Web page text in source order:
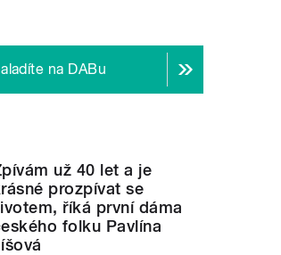
na DABu
už 40 let a je
prozpívat se
říká první dáma
folku Pavlína